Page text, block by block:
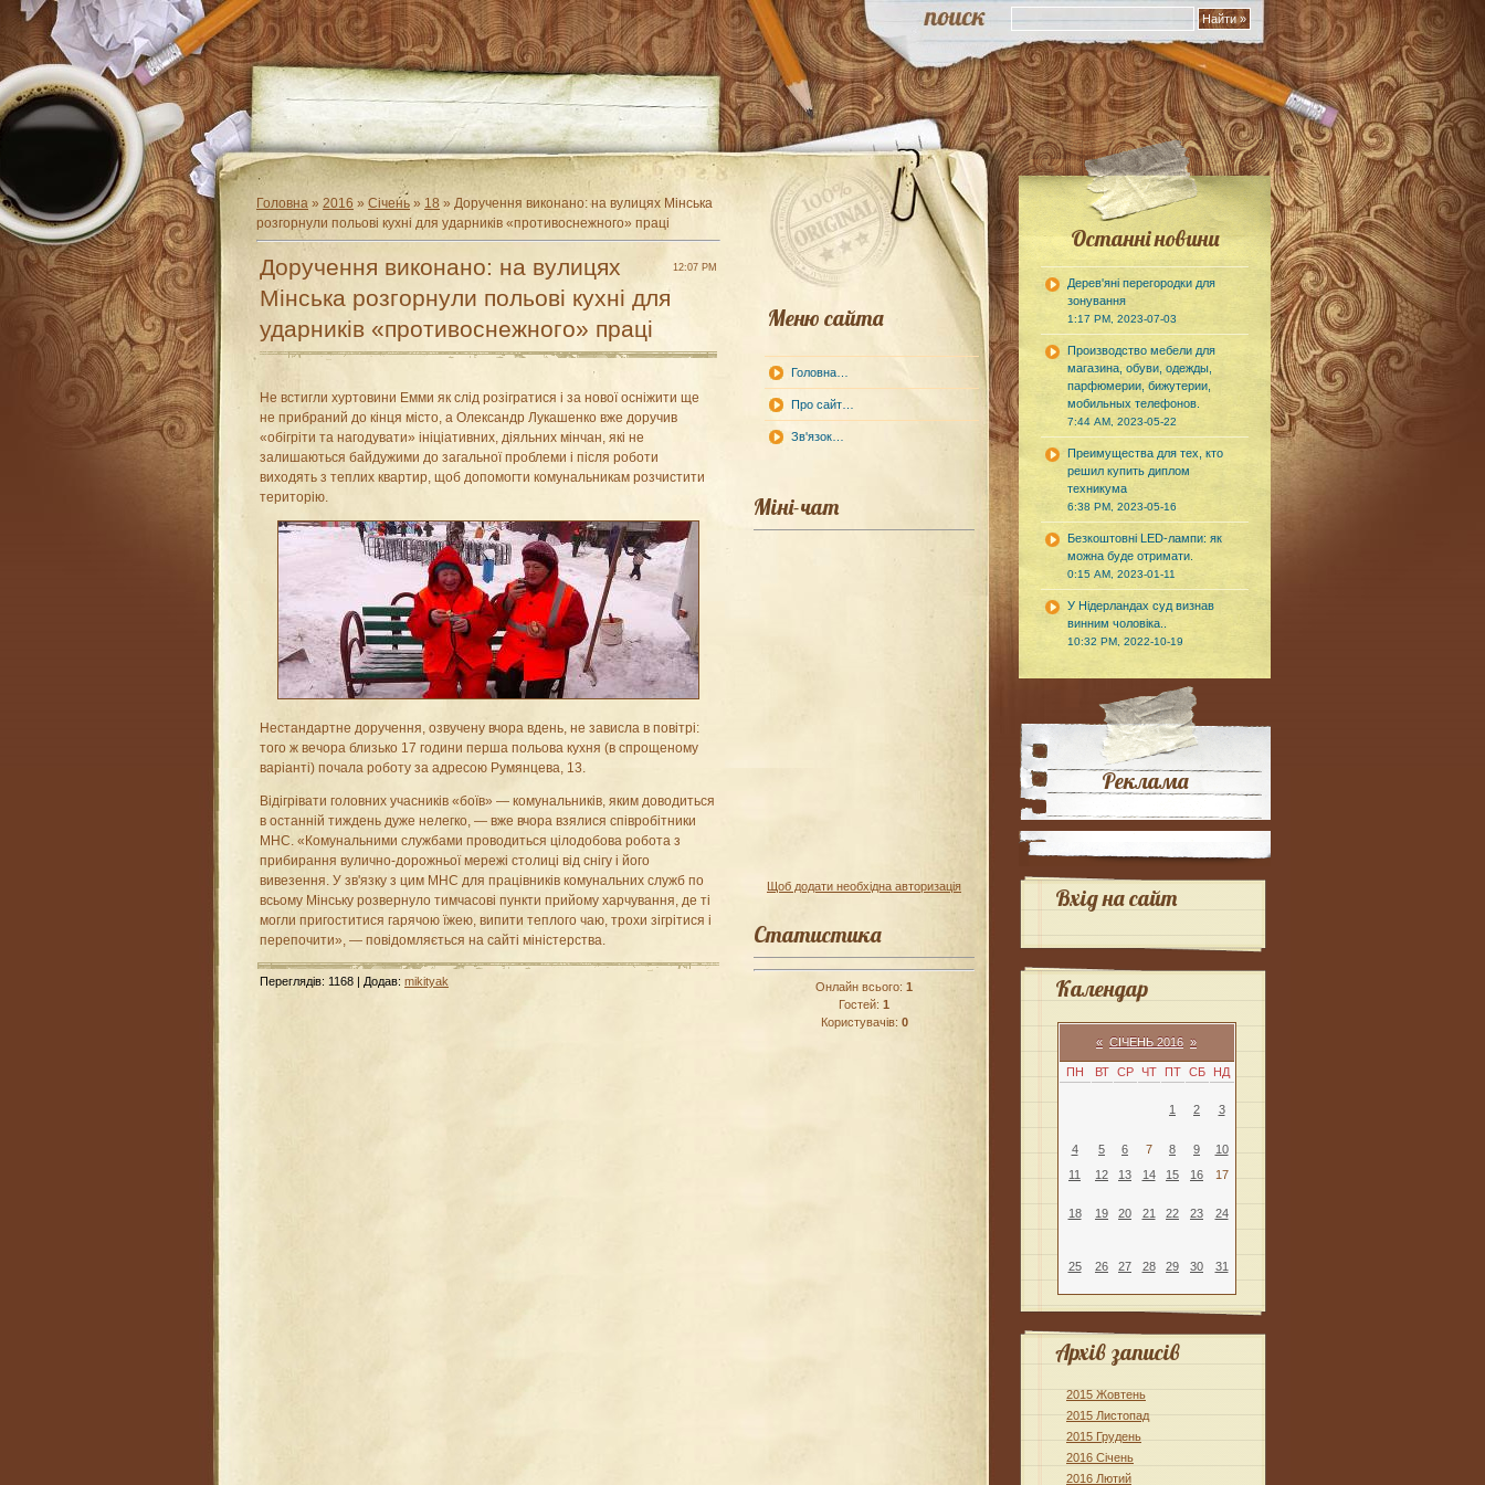
Головна » 2016 » Січень » 18 » Доручення виконано: на вулицях Мінська
розгорнули польові кухні для ударників «противоснежного» праці
12:07 PM
Доручення виконано: на вулицях
Мінська розгорнули польові кухні для
ударників «противоснежного» праці
Не встигли хуртовини Емми як слід розігратися і за нової осніжити ще
не прибраний до кінця місто, а Олександр Лукашенко вже доручив
«обігріти та нагодувати» ініціативних, діяльних мінчан, які не
залишаються байдужими до загальної проблеми і після роботи
виходять з теплих квартир, щоб допомогти комунальникам розчистити
територію.
Нестандартне доручення, озвучену вчора вдень, не зависла в повітрі:
того ж вечора близько 17 години перша польова кухня (в спрощеному
варіанті) почала роботу за адресою Румянцева, 13.
Відігрівати головних учасників «боїв» — комунальників, яким доводиться
в останній тиждень дуже нелегко, — вже вчора взялися співробітники
МНС. «Комунальними службами проводиться цілодобова робота з
прибирання вулично-дорожньої мережі столиці від снігу і його
вивезення. У зв'язку з цим МНС для працівників комунальних служб по
всьому Мінську розвернуло тимчасові пункти прийому харчування, де ті
могли пригоститися гарячою їжею, випити теплого чаю, трохи зігрітися і
перепочити», — повідомляється на сайті міністерства.
Переглядів: 1168 | Додав: mikityak
Меню сайта
Головна…
Про сайт…
Зв'язок…
Міні-чат
Щоб додати необхідна авторизація
Статистика
Онлайн всього: 1
Гостей: 1
Користувачів: 0
Останні новини
Дерев'яні перегородки для
зонування
1:17 PM, 2023-07-03
Производство мебели для
магазина, обуви, одежды,
парфюмерии, бижутерии,
мобильных телефонов.
7:44 AM, 2023-05-22
Преимущества для тех, кто
решил купить диплом
техникума
6:38 PM, 2023-05-16
Безкоштовні LED-лампи: як
можна буде отримати.
0:15 AM, 2023-01-11
У Нідерландах суд визнав
винним чоловіка..
10:32 PM, 2022-10-19
Реклама
Вхід на сайт
Календар
« СІЧЕНЬ 2016 »
ПН ВТ СР ЧТ ПТ СБ НД
1 2 3
4 5 6 7 8 9
10
11
12 13 14 15 16 17
18 19 20 21 22 23 24
25 26 27 28 29 30 31
Архів записів
2015 Жовтень
2015 Листопад
2015 Грудень
2016 Січень
2016 Лютий